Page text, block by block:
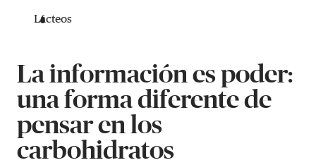
Lácteos
La información es poder:
una forma diferente de
pensar en los
carbohidratos